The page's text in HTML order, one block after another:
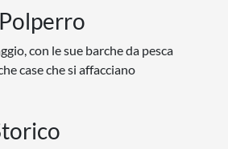
con le sue barche da pesca
case che si affacciano